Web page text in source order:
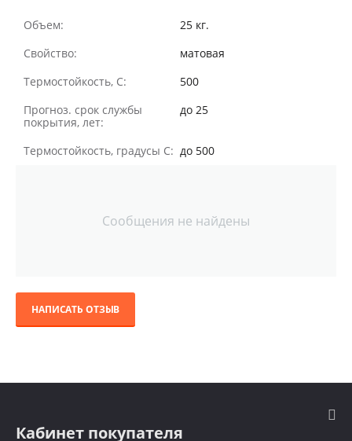
Объем:
25 кг.
Свойство:
матовая
Термостойкость, С:
500
Прогноз. срок службы
покрытия, лет:
до 25
Термостойкость, градусы С: до 500
Сообщения не найдены
НАПИСАТЬ ОТЗЫВ
Кабинет покупателя